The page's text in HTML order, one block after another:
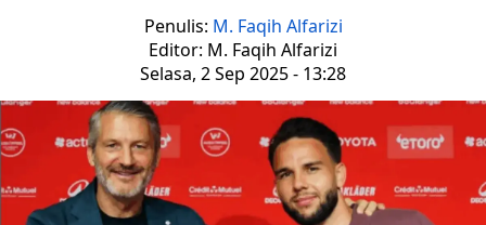
Penulis: M. Faqih Alfarizi
Editor: M. Faqih Alfarizi
Selasa, 2 Sep 2025 - 13:28